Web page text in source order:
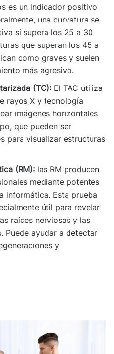
es un indicador positivo
una curvatura se
si supera los 25 a 30
que superan los 45 a
como graves y suelen
más agresivo.
(TC): El TAC utiliza
rayos X y tecnología
imágenes horizontales
que pueden ser
para visualizar estructuras
(RM): las RM producen
mediante potentes
informática. Esta prueba
útil para revelar
raíces nerviosas y las
Puede ayudar a detectar
y